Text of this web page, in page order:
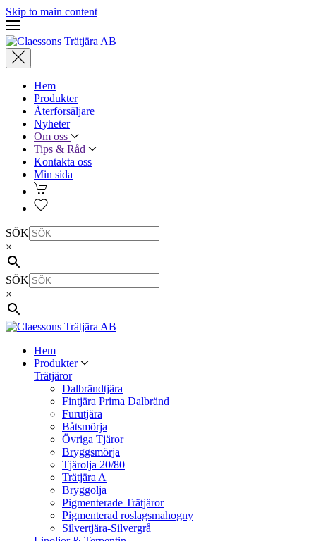
Skip to main content
Hem
Produkter
Återförsäljare
Nyheter
Om oss
Tips & Råd
Kontakta oss
Min sida
SÖK
×
SÖK
×
Hem
Produkter
Trätjäror
Dalbrändtjära
Fintjära Prima Dalbränd
Furutjära
Båtsmörja
Övriga Tjäror
Bryggsmörja
Tjärolja 20/80
Trätjära A
Bryggolja
Pigmenterade Trätjäror
Pigmenterad roslagsmahogny
Silvertjära-Silvergrå